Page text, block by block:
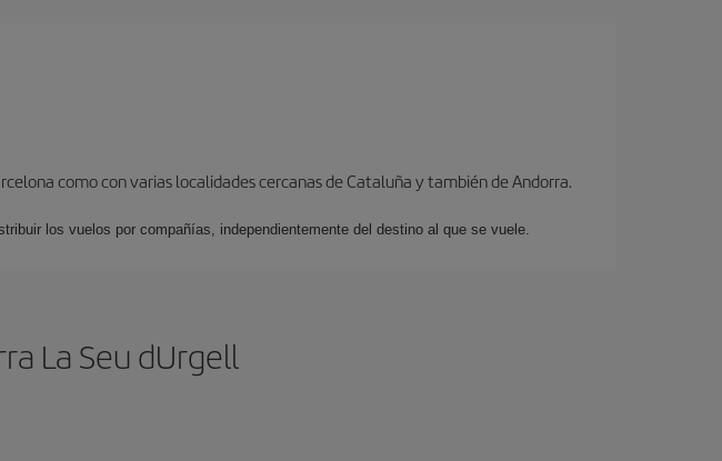
como con varias localidades cercanas de Cataluña y también de Andorra.
los vuelos por compañías, independientemente del destino al que se vuele.
La Seu dUrgell